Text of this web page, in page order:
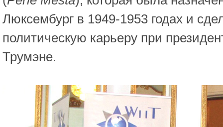
Люксембург в 1949-1953 годах и
политическую карьеру при
Трумэне.